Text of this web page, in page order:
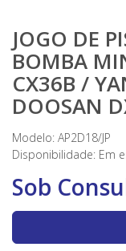
JOGO DE
BOMBA
CX36B /
DOOSAN
Modelo: AP2D18/JP
Disponibilidade: Em
Sob